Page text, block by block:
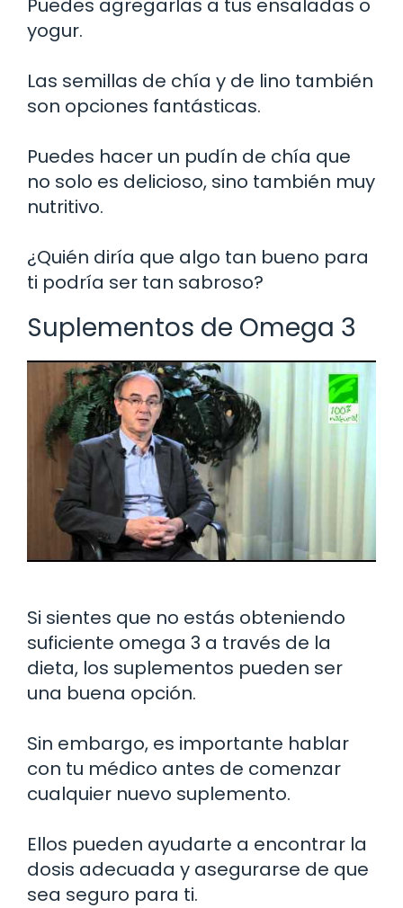
Puedes agregarlas a tus ensaladas o
yogur.
Las semillas de chía y de lino también
son opciones fantásticas.
Puedes hacer un pudín de chía que
no solo es delicioso, sino también muy
nutritivo.
¿Quién diría que algo tan bueno para
ti podría ser tan sabroso?
Suplementos de Omega 3
Si sientes que no estás obteniendo
suficiente omega 3 a través de la
dieta, los suplementos pueden ser
una buena opción.
Sin embargo, es importante hablar
con tu médico antes de comenzar
cualquier nuevo suplemento.
Ellos pueden ayudarte a encontrar la
dosis adecuada y asegurarse de que
sea seguro para ti.